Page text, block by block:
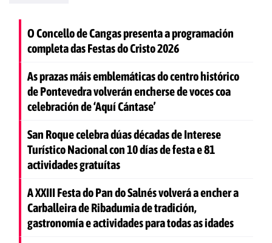
O Concello de Cangas presenta a programación
completa das Festas do Cristo 2026
As prazas máis emblemáticas do centro histórico
de Pontevedra volverán encherse de voces coa
celebración de ‘Aquí Cántase’
San Roque celebra dúas décadas de Interese
Turístico Nacional con 10 días de festa e 81
actividades gratuítas
A XXIII Festa do Pan do Salnés volverá a encher a
Carballeira de Ribadumia de tradición,
gastronomía e actividades para todas as idades